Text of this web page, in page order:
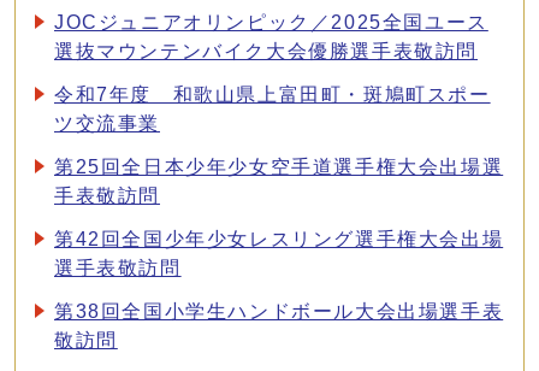
JOCジュニアオリンピック／2025全国ユース
選抜マウンテンバイク大会優勝選手表敬訪問
令和7年度 和歌山県上富田町・斑鳩町スポー
ツ交流事業
第25回全日本少年少女空手道選手権大会出場選
手表敬訪問
第42回全国少年少女レスリング選手権大会出場
選手表敬訪問
第38回全国小学生ハンドボール大会出場選手表
敬訪問